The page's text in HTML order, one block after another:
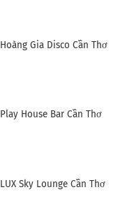
Hoàng Gia Disco Cần Thơ
Play House Bar Cần Thơ
LUX Sky Lounge Cần Thơ